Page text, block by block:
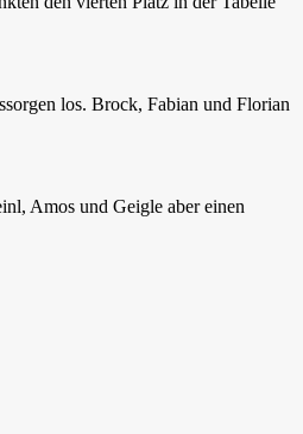
los. Brock, Fabian und Florian
Amos und Geigle aber einen